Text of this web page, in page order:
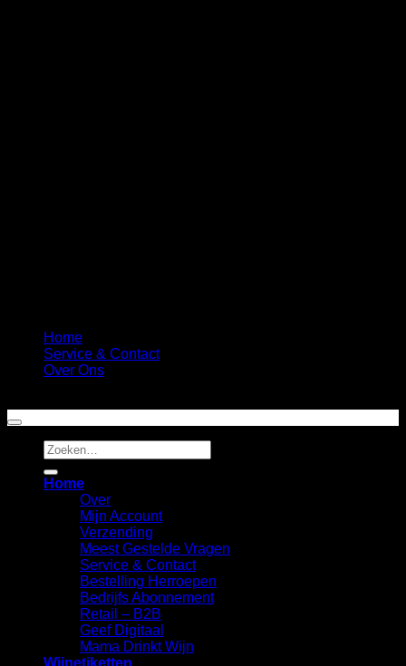
Home
Service & Contact
Over Ons
Zoeken
naar:
Home
Over
Mijn Account
Verzending
Meest Gestelde Vragen
Service & Contact
Bestelling Herroepen
Bedrijfs Abonnement
Retail – B2B
Geef Digitaal
Mama Drinkt Wijn